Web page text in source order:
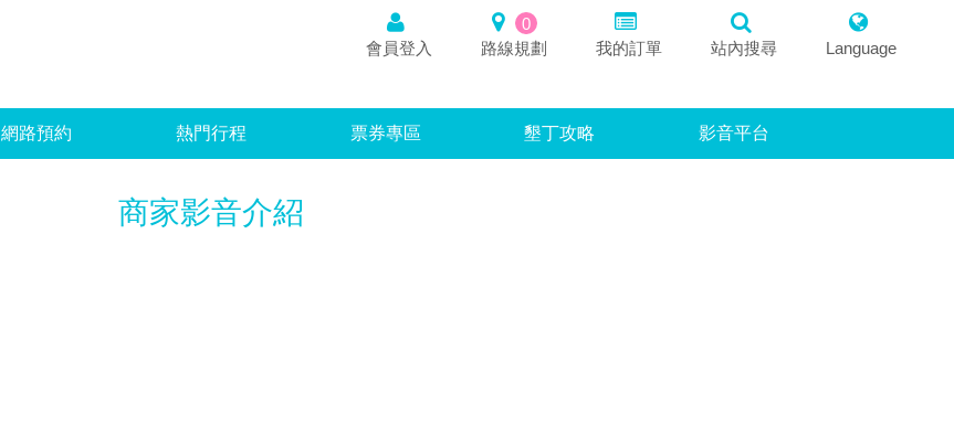
會員登入
0
路線規劃
我的訂單 站內搜尋 Language
網路預約 熱門行程 票券專區 墾丁攻略 影音平台
商家影音介紹